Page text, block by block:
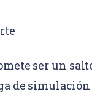
ser un
de simulación